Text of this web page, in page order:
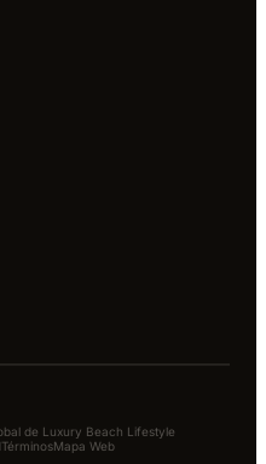
de Luxury Beach Lifestyle
TérminosMapa Web